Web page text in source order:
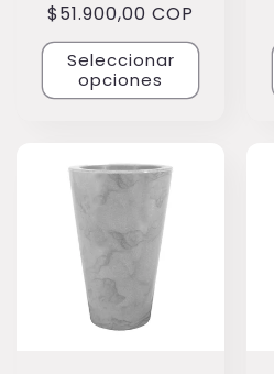
Precio
habitual
$51.900,00 COP
Seleccionar
opciones